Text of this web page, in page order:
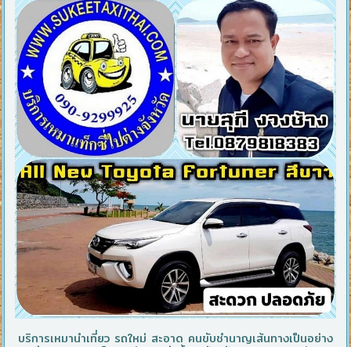
บริการเหมานำเที่ยว รถใหม่ สะอาด คนขับชำนาญเส้นทางเป็นอย่าง